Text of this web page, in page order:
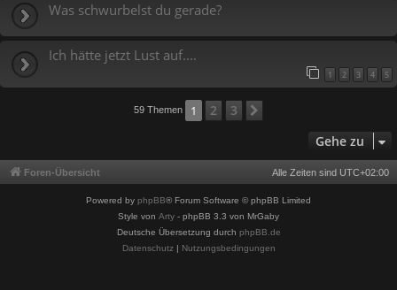
Was schwurbelst du gerade?
Ich hätte jetzt Lust auf....
1 2 3 4 5
59 Themen 1 2 3
Gehe zu
Foren-Übersicht Alle Zeiten sind UTC+02:00
Powered by phpBB® Forum Software © phpBB Limited
Style von Arty - phpBB 3.3 von MrGaby
Deutsche Übersetzung durch phpBB.de
Datenschutz| Nutzungsbedingungen